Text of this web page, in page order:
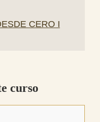
CERO I
curso